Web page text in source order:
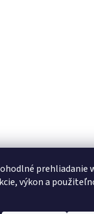
prehliadanie
výkon a